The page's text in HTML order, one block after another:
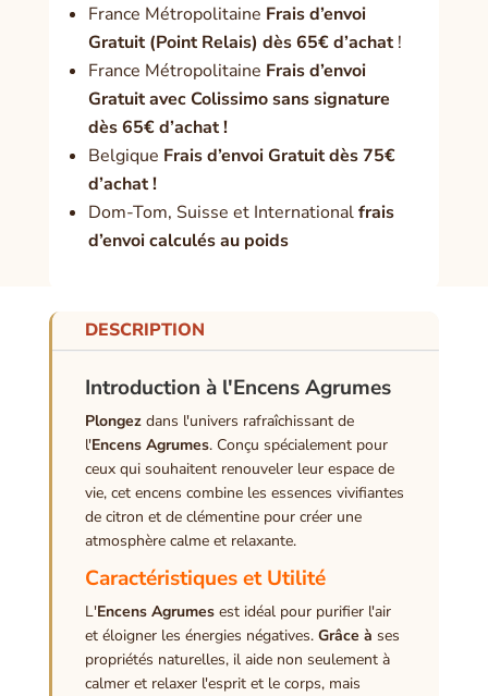
France Métropolitaine Frais d’envoi
Gratuit (Point Relais) dès 65€ d’achat!
France Métropolitaine Frais d’envoi
Gratuit avec Colissimo sans signature
dès 65€ d’achat !
Belgique Frais d’envoi Gratuit dès 75€
d’achat !
Dom-Tom, Suisse et Internationalfrais
d’envoi calculés au poids
DESCRIPTION
Introduction à l'Encens Agrumes
Plongezdans l'univers rafraîchissant de
l'Encens Agrumes. Conçu spécialement pour
ceux qui souhaitent renouveler leur espace de
vie, cet encens combine les essences vivifiantes
de citron et de clémentine pour créer une
atmosphère calme et relaxante.
Caractéristiques et Utilité
L'Encens Agrumesest idéal pour purifier l'air
et éloigner les énergies négatives. Grâce à ses
propriétés naturelles, il aide non seulement à
calmer et relaxer l'esprit et le corps, mais